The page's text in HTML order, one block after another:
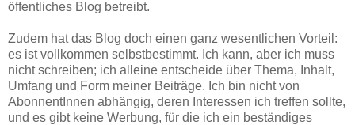
öffentliches Blog betreibt.
Zudem hat das Blog doch einen ganz wesentlichen Vorteil:
es ist vollkommen selbstbestimmt. Ich kann, aber ich muss
nicht schreiben; ich alleine entscheide über Thema, Inhalt,
Umfang und Form meiner Beiträge. Ich bin nicht von
AbonnentInnen abhängig, deren Interessen ich treffen sollte,
und es gibt keine Werbung, für die ich ein beständiges